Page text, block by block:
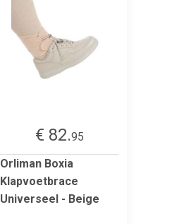
€ 82.95
Orliman Boxia
Klapvoetbrace
Universeel - Beige